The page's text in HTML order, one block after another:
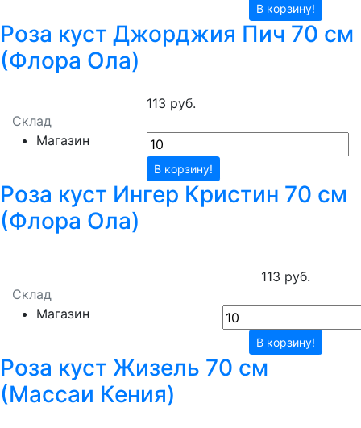
В корзину!
Роза куст Джорджия Пич 70 см
(Флора Ола)
Склад
Магазин
113 руб.
В корзину!
Роза куст Ингер Кристин 70 см
(Флора Ола)
Склад
Магазин
113 руб.
В корзину!
Роза куст Жизель 70 см
(Массаи Кения)